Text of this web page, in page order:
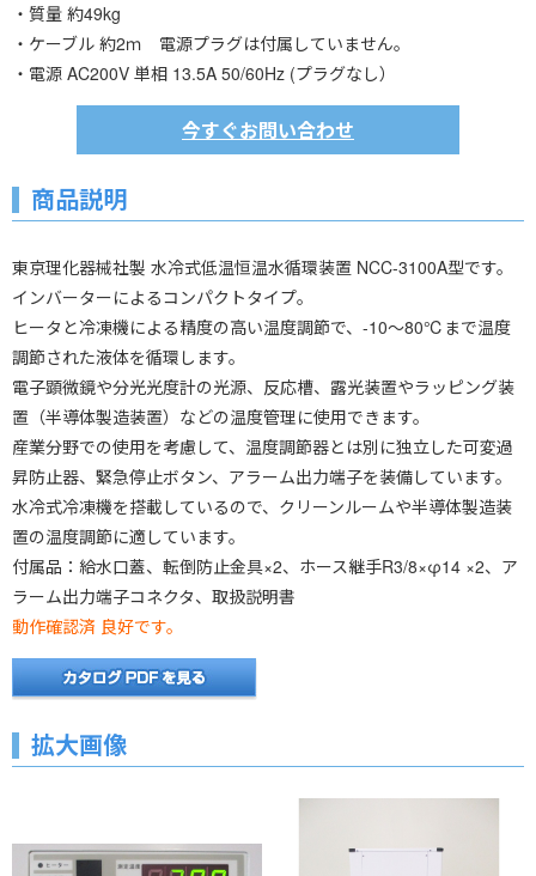
・質量 約49kg
・ケーブル 約2ｍ 電源プラグは付属していません。
・電源 AC200V 単相 13.5A 50/60Hz (プラグなし）
今すぐお問い合わせ
商品説明
東京理化器械社製 水冷式低温恒温水循環装置 NCC-3100A型です。
インバーターによるコンパクトタイプ。
ヒータと冷凍機による精度の高い温度調節で、-10～80℃まで温度
調節された液体を循環します。
電子顕微鏡や分光光度計の光源、反応槽、露光装置やラッピング装
置（半導体製造装置）などの温度管理に使用できます。
産業分野での使用を考慮して、温度調節器とは別に独立した可変過
昇防止器、緊急停止ボタン、アラーム出力端子を装備しています。
水冷式冷凍機を搭載しているので、クリーンルームや半導体製造装
置の温度調節に適しています。
付属品：給水口蓋、転倒防止金具×2、ホース継手R3/8×φ14 ×2、ア
ラーム出力端子コネクタ、取扱説明書
動作確認済 良好です。
拡大画像